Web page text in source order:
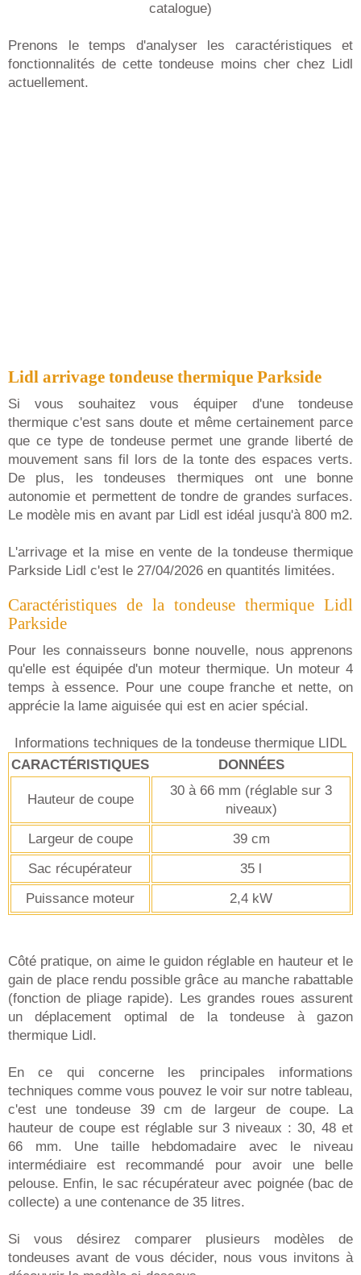
catalogue)
Prenons le temps d'analyser les caractéristiques et
fonctionnalités de cette tondeuse moins cher chez Lidl
actuellement.
Lidl arrivage tondeuse thermique Parkside
Si vous souhaitez vous équiper d'une tondeuse
thermique c'est sans doute et même certainement parce
que ce type de tondeuse permet une grande liberté de
mouvement sans fil lors de la tonte des espaces verts.
De plus, les tondeuses thermiques ont une bonne
autonomie et permettent de tondre de grandes surfaces.
Le modèle mis en avant par Lidl est idéal jusqu'à 800 m2.
L'arrivage et la mise en vente de la tondeuse thermique
Parkside Lidl c'est le 27/04/2026 en quantités limitées.
Caractéristiques de la tondeuse thermique Lidl
Parkside
Pour les connaisseurs bonne nouvelle, nous apprenons
qu'elle est équipée d'un moteur thermique. Un moteur 4
temps à essence. Pour une coupe franche et nette, on
apprécie la lame aiguisée qui est en acier spécial.
Informations techniques de la tondeuse thermique LIDL
CARACTÉRISTIQUES
DONNÉES
Hauteur de coupe
30 à 66 mm (réglable sur 3
niveaux)
Largeur de coupe
39 cm
Sac récupérateur
35 l
Puissance moteur
2,4 kW
Côté pratique, on aime le guidon réglable en hauteur et le
gain de place rendu possible grâce au manche rabattable
(fonction de pliage rapide). Les grandes roues assurent
un déplacement optimal de la tondeuse à gazon
thermique Lidl.
En ce qui concerne les principales informations
techniques comme vous pouvez le voir sur notre tableau,
c'est une tondeuse 39 cm de largeur de coupe. La
hauteur de coupe est réglable sur 3 niveaux : 30, 48 et
66 mm. Une taille hebdomadaire avec le niveau
intermédiaire est recommandé pour avoir une belle
pelouse. Enfin, le sac récupérateur avec poignée (bac de
collecte) a une contenance de 35 litres.
Si vous désirez comparer plusieurs modèles de
tondeuses avant de vous décider, nous vous invitons à